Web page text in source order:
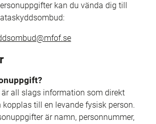
kan du vända dig till
är all slags information som direkt
kopplas till en levande fysisk person.
är namn, personnummer,